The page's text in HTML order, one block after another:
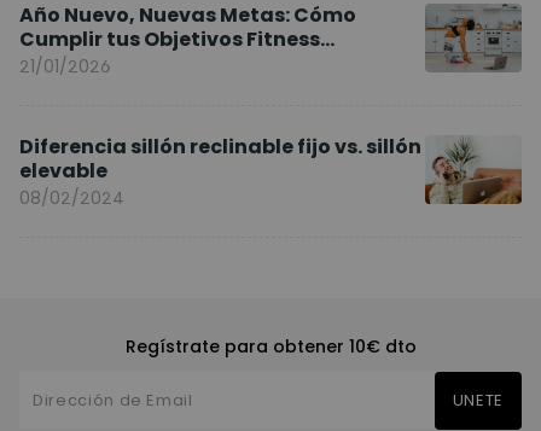
Año Nuevo, Nuevas Metas: Cómo
Cumplir tus Objetivos Fitness
Entrenando en Casa
21/01/2026
Diferencia sillón reclinable fijo vs. sillón
elevable
08/02/2024
Regístrate para obtener 10€ dto
UNETE